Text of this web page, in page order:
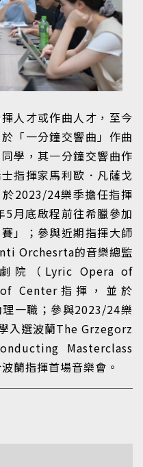
人才或作曲人才，至今
「一分鐘交響曲」作曲
學，其一分鐘交響曲作
指揮家馬利歐．凡薩戈
2023/24樂季擔任指揮
月底啟程前往希臘參加
」；參與近期指揮大師
Orchesrta的音樂總監
院（Lyric Opera of
Center指揮，並於
一職；參與2023/24樂
入選波蘭The Grzegorz
Masterclass
蘭指揮首場音樂會。